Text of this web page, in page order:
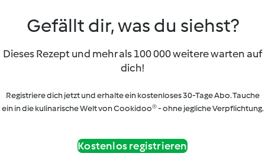
Gefällt dir, was du siehst?
Dieses Rezept und mehr als 100 000 weitere warten auf
dich!
Registriere dich jetzt und erhalte ein kostenloses 30-Tage Abo. Tauche
ein in die kulinarische Welt von Cookidoo® - ohne jegliche Verpflichtung.
Kostenlos registrieren